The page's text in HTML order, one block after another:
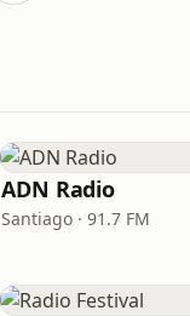
ADN Radio
Santiago · 91.7 FM